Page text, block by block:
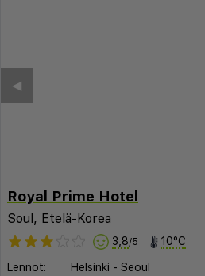
◀︎
Royal Prime Hotel
Soul, Etelä-Korea
3,8/5 10°C
Lennot: Helsinki - Seoul